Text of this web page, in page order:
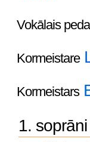
Vokālais
Kormeistare
Kormeistars
1. soprāni